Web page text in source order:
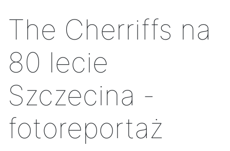
The Cherriffs na
80 lecie
Szczecina -
fotoreportaż